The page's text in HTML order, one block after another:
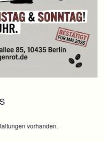
vorhanden.